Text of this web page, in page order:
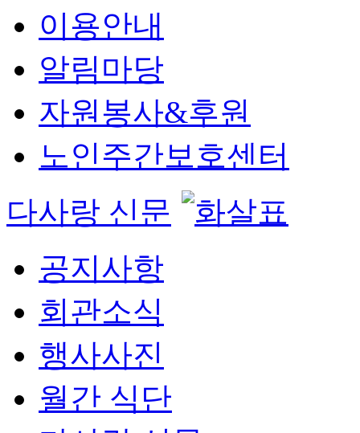
이용안내
알림마당
자원봉사&후원
노인주간보호센터
다사랑 신문
공지사항
회관소식
행사사진
월간 식단